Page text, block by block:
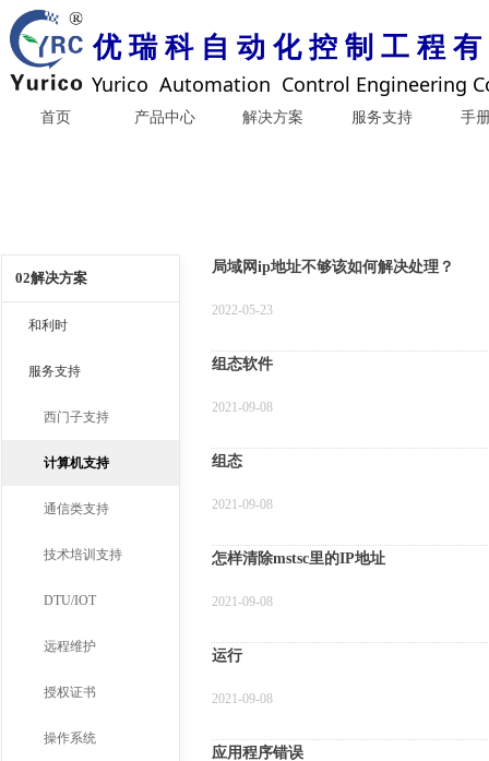
首页 产品中心 解决方案 服务支持 手
优 瑞 科 自 动 化 控 制 工 程
Yurico Automation Control Engineering
局域网ip地址不够该如何解决处理？
2022-05-23
组态软件
2021-09-08
组态
2021-09-08
怎样清除mstsc里的IP地址
2021-09-08
运行
2021-09-08
应用程序错误
02解决方案
和利时
服务支持
西门子支持
计算机支持
通信类支持
技术培训支持
DTU/IOT
远程维护
授权证书
操作系统